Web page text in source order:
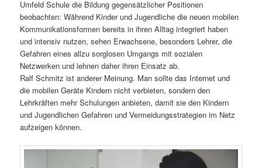
Umfeld Schule die Bildung gegensätzlicher Positionen
beobachten: Während Kinder und Jugendliche die neuen mobilen
Kommunikationsformen bereits in ihren Alltag integriert haben
und intensiv nutzen, sehen Erwachsene, besonders Lehrer, die
Gefahren eines allzu sorglosen Umgangs mit sozialen
Netzwerken und lehnen daher ihren Einsatz ab.
Ralf Schmitz ist anderer Meinung. Man sollte das Internet und
die mobilen Geräte Kindern nicht verbieten, sondern den
Lehrkräften mehr Schulungen anbieten, damit sie den Kindern
und Jugendlichen Gefahren und Vermeidungsstrategien im Netz
aufzeigen können.